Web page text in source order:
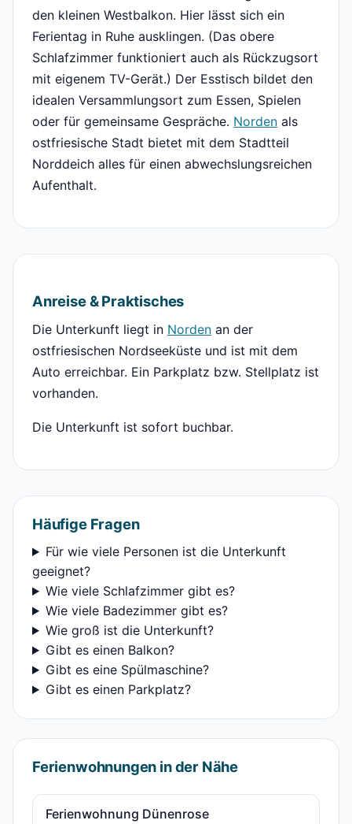
den kleinen Westbalkon. Hier lässt sich ein
Ferientag in Ruhe ausklingen. (Das obere
Schlafzimmer funktioniert auch als Rückzugsort
mit eigenem TV-Gerät.) Der Esstisch bildet den
idealen Versammlungsort zum Essen, Spielen
oder für gemeinsame Gespräche. Norden als
ostfriesische Stadt bietet mit dem Stadtteil
Norddeich alles für einen abwechslungsreichen
Aufenthalt.
Anreise & Praktisches
Die Unterkunft liegt in Norden an der
ostfriesischen Nordseeküste und ist mit dem
Auto erreichbar. Ein Parkplatz bzw. Stellplatz ist
vorhanden.
Die Unterkunft ist sofort buchbar.
Häufige Fragen
Für wie viele Personen ist die Unterkunft
geeignet?
Wie viele Schlafzimmer gibt es?
Wie viele Badezimmer gibt es?
Wie groß ist die Unterkunft?
Gibt es einen Balkon?
Gibt es eine Spülmaschine?
Gibt es einen Parkplatz?
Ferienwohnungen in der Nähe
Ferienwohnung Dünenrose